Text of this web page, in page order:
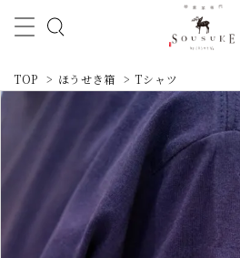
TOP > ほうせき箱 > Tシャツ